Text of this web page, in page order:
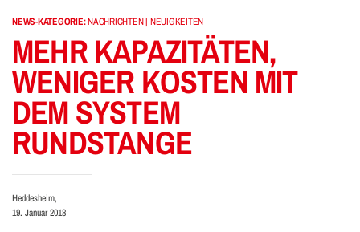
NEWS-KATEGORIE:NACHRICHTEN | NEUIGKEITEN
MEHR KAPAZITÄTEN,
WENIGER KOSTEN MIT
DEM SYSTEM
RUNDSTANGE
Heddesheim,
19. Januar 2018